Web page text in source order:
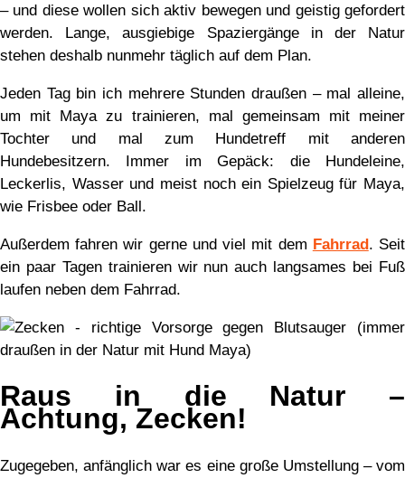
– und diese wollen sich aktiv bewegen und geistig gefordert
werden. Lange, ausgiebige Spaziergänge in der Natur
stehen deshalb nunmehr täglich auf dem Plan.
Jeden Tag bin ich mehrere Stunden draußen – mal alleine,
um mit Maya zu trainieren, mal gemeinsam mit meiner
Tochter und mal zum Hundetreff mit anderen
Hundebesitzern. Immer im Gepäck: die Hundeleine,
Leckerlis, Wasser und meist noch ein Spielzeug für Maya,
wie Frisbee oder Ball.
Außerdem fahren wir gerne und viel mit dem Fahrrad. Seit
ein paar Tagen trainieren wir nun auch langsames bei Fuß
laufen neben dem Fahrrad.
Raus in die Natur –
Achtung, Zecken!
Zugegeben, anfänglich war es eine große Umstellung – vom